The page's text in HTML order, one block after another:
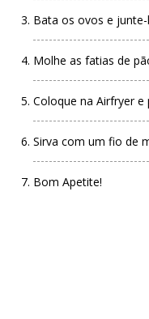
Bata os ovos e junte-
Molhe as fatias de
Coloque na Airfryer e
Sirva com um fio de
Bom Apetite!